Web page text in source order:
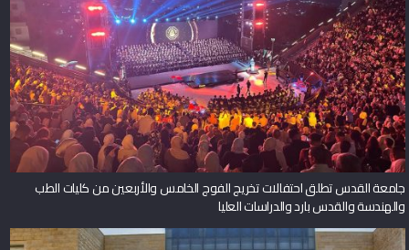
جامعة القدس تطلق احتفالات تخريج الفوج الخامس والأربعين من كليات الطب
والهندسة والقدس بارد والدراسات العليا